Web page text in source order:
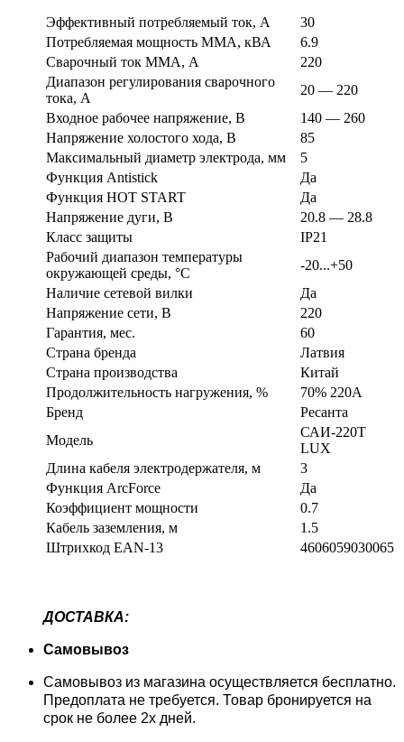
Эффективный потребляемый ток, А
30
Потребляемая мощность ММА, кВА
6.9
Сварочный ток ММА, А
220
Диапазон регулирования сварочного
тока, А
20 — 220
Входное рабочее напряжение, В
140 — 260
Напряжение холостого хода, В
85
Максимальный диаметр электрода, мм
5
Функция Antistick
Да
Функция HOT START
Да
Напряжение дуги, В
20.8 — 28.8
Класс защиты
IP21
Рабочий диапазон температуры
окружающей среды, °C
-20...+50
Наличие сетевой вилки
Да
Напряжение сети, В
220
Гарантия, мес.
60
Страна бренда
Латвия
Страна производства
Китай
Продолжительность нагружения, %
70% 220А
Бренд
Ресанта
Модель
САИ-220T
LUX
Длина кабеля электродержателя, м
3
Функция ArcForce
Да
Коэффициент мощности
0.7
Кабель заземления, м
1.5
Штрихкод EAN-13
4606059030065
ДОСТАВКА:
Самовывоз
Самовывоз из магазина осуществляется бесплатно.
Предоплата не требуется. Товар бронируется на
срок не более 2х дней.